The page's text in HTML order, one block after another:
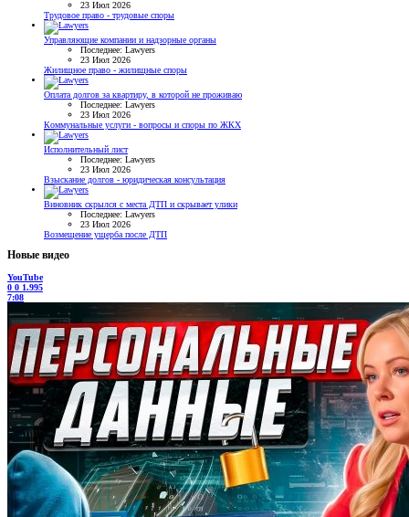
23 Июл 2026
Трудовое право - трудовые споры
Управляющие компании и надзорные органы
Последнее: Lawyers
23 Июл 2026
Жилищное право - жилищные споры
Оплата долгов за квартиру, в которой не проживаю
Последнее: Lawyers
23 Июл 2026
Коммунальные услуги - вопросы и споры по ЖКХ
Исполнительный лист
Последнее: Lawyers
23 Июл 2026
Взыскание долгов - юридическая консультация
Виновник скрылся с места ДТП и скрывает улики
Последнее: Lawyers
23 Июл 2026
Возмещение ущерба после ДТП
Новые видео
YouTube
0 0 1.995
7:08